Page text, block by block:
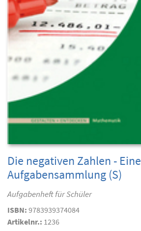
Die negativen Zahlen - Eine
Aufgabensammlung (S)
Aufgabenheft für Schüler
ISBN: 9783939374084
Artikelnr.: 1236